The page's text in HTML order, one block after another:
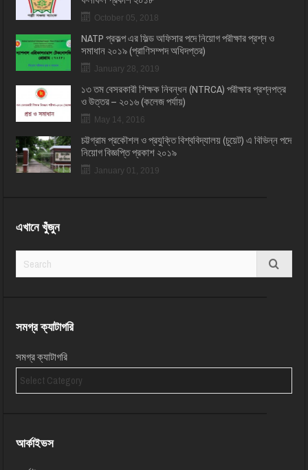
October 05, 2018
NATP প্রকল্প এর ফিল্ড অফিসার পদে নিয়োগ পরীক্ষার প্রশ্ন ও
সমাধান ২০১৯ (প্রাণিসম্পদ অধিদপ্তর)
January 28, 2019
১৩ তম বেসরকারী শিক্ষক নিবন্ধন (NTRCA) পরীক্ষার প্রশ্নপত্র
ও উত্তর – ২০১৬ (কলেজ পর্যায়)
May 14, 2016
চট্টগ্রাম প্রকৌশল ও প্রযুক্তি বিশ্ববিদ্যালয় (চুয়েট) এ বিভিন্ন পদে
নিয়োগ বিজ্ঞপ্তি প্রকাশ ২০১৯
January 01, 2019
এখানে খুঁজুন
সমগ্র ক্যাটাগরি
সমগ্র ক্যাটাগরি
আর্কাইভস